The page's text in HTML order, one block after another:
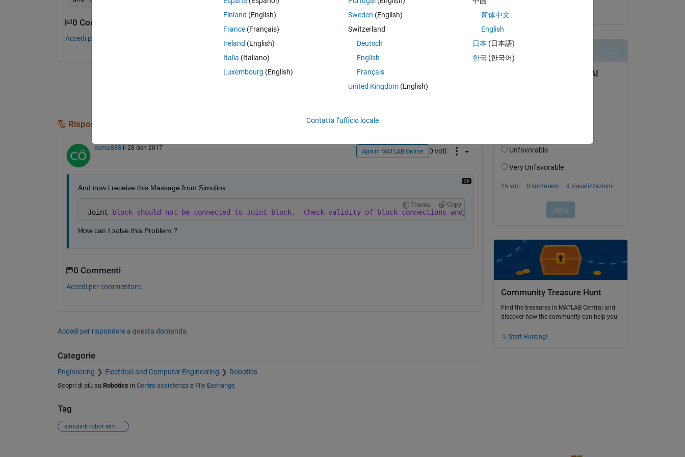
0 Commenti
Accedi per commentare.
Accedi per rispondere a questa domanda.
Risposte (1)
cemsi888 il 28 Gen 2017 Apri in MATLAB Online 0 voti
And now i receive this Massage from Simulink
Theme Copy
Joint block should not be connected to Joint block. Check validity of block connections and/or insert any necessary additional blocks.
How can I solve this Problem ?
0 Commenti
Accedi per commentare.
Accedi per rispondere a questa domanda.
Categorie
Engineering Electrical and Computer Engineering Robotics
Scopri di più su Robotics in Centro assistenzae File Exchange
Tag
simulink robot simmech
Community Treasure Hunt
Find the treasures in MATLAB Central and
discover how the community can help you!
Start Hunting!
Finland (English)
France (Français)
Ireland (English)
Italia (Italiano)
Luxembourg (English)
Sweden (English)
Switzerland
Deutsch
English
Français
United Kingdom(English)
简体中文
English
日本 (日本語)
한국 (한국어)
Contatta l’ufficio locale